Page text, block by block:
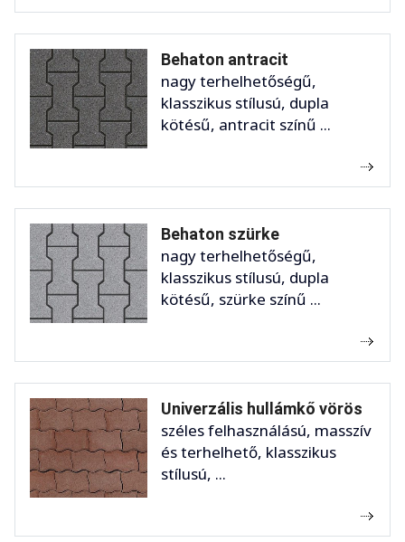
Behaton antracit
nagy terhelhetőségű,
klasszikus stílusú, dupla
kötésű, antracit színű ...
Behaton szürke
nagy terhelhetőségű,
klasszikus stílusú, dupla
kötésű, szürke színű ...
Univerzális hullámkő vörös
széles felhasználású, masszív
és terhelhető, klasszikus
stílusú, ...